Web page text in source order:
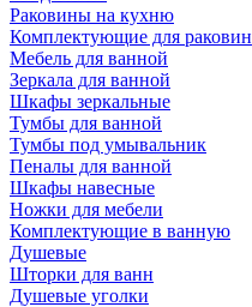
Раковины на кухню
Комплектующие для раковин
Мебель для ванной
Зеркала для ванной
Шкафы зеркальные
Тумбы для ванной
Тумбы под умывальник
Пеналы для ванной
Шкафы навесные
Ножки для мебели
Комплектующие в ванную
Душевые
Шторки для ванн
Душевые уголки